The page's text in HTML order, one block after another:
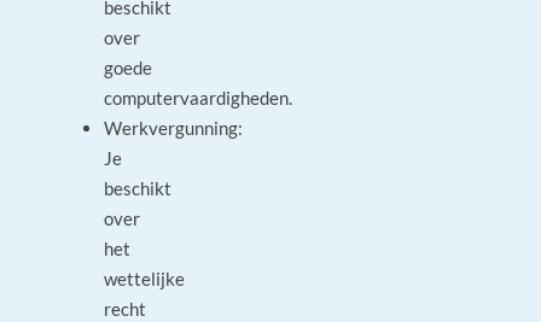
beschikt
over
goede
computervaardigheden.
Werkvergunning:
Je
beschikt
over
het
wettelijke
recht